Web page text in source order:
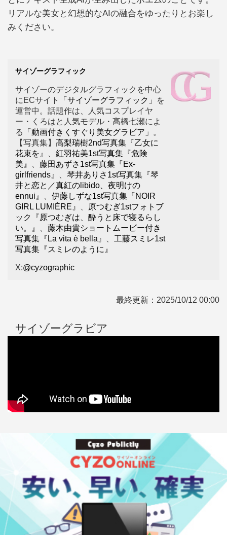
リアルな美女と幻想的なAIの融合をゆったりとお楽し
みください。
サイゾーグラフィック
サイゾーのデジタルグラフィックを中心
にECサイト
「サイゾーグラフィック」
を
運営中。話題作は、人気コスプレイヤ
ー・くろはと人気モデル・髙橋七瀬によ
る
「動画付きくすぐり美女グラビア」
。
【写真集】 高梨瑞樹2nd写真集『乙女に
花束を』
紅羽祐美1st写真集『危険
美』
藤田あずさ1st写真集『Ex-
girlfriends』
琴井ありさ1st写真集『琴
井と恋と／真紅のlibido、夜明けの
ennui』
伊藤しずな1st写真集『NOIR
GIRL LUMIÈRE』
原つむぎ1stフォトブ
ック『原つむぎは、酔うと床で寝るらし
い。』
藤木由貴ショートムービー付き
写真集『La vita è bella』
工藤スミレ1st
写真集『スミレのように』
X:@cyzographic
最終更新： 2025/10/12 00:00
サイゾーグラビア